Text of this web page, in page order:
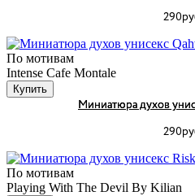
По мотивам
Intense Cafe Montale
Купить
Миниатюра духов
По мотивам
Playing With The Devil By Kilian